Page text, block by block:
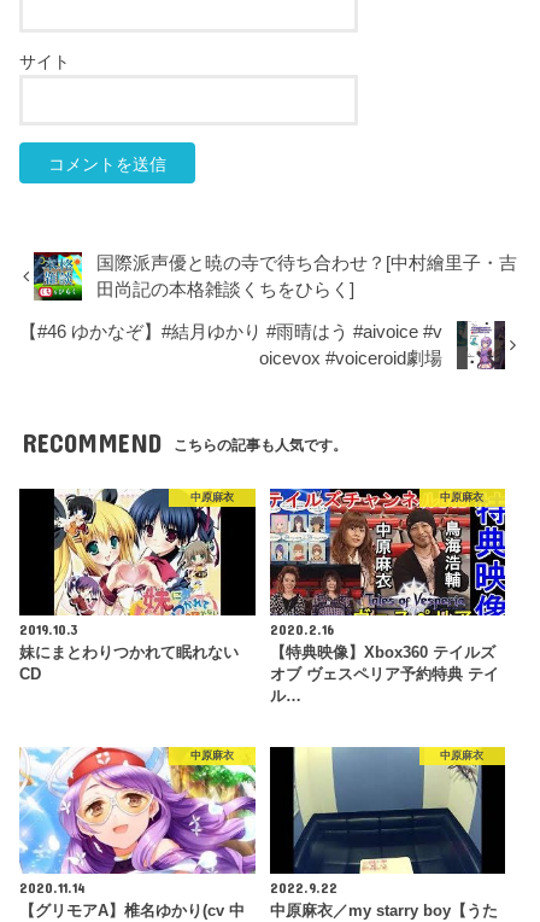
サイト
国際派声優と暁の寺で待ち合わせ？[中村繪里子・吉
田尚記の本格雑談くちをひらく]
【#46 ゆかなぞ】#結月ゆかり #雨晴はう #aivoice #v
oicevox #voiceroid劇場
RECOMMEND こちらの記事も人気です。
中原麻衣
2019.10.3
妹にまとわりつかれて眠れない
CD
中原麻衣
2020.2.16
【特典映像】Xbox360 テイルズ
オブ ヴェスペリア予約特典 テイ
ル…
中原麻衣
2020.11.14
【グリモアA】椎名ゆかり(cv 中
中原麻衣
2022.9.22
中原麻衣／my starry boy【うた